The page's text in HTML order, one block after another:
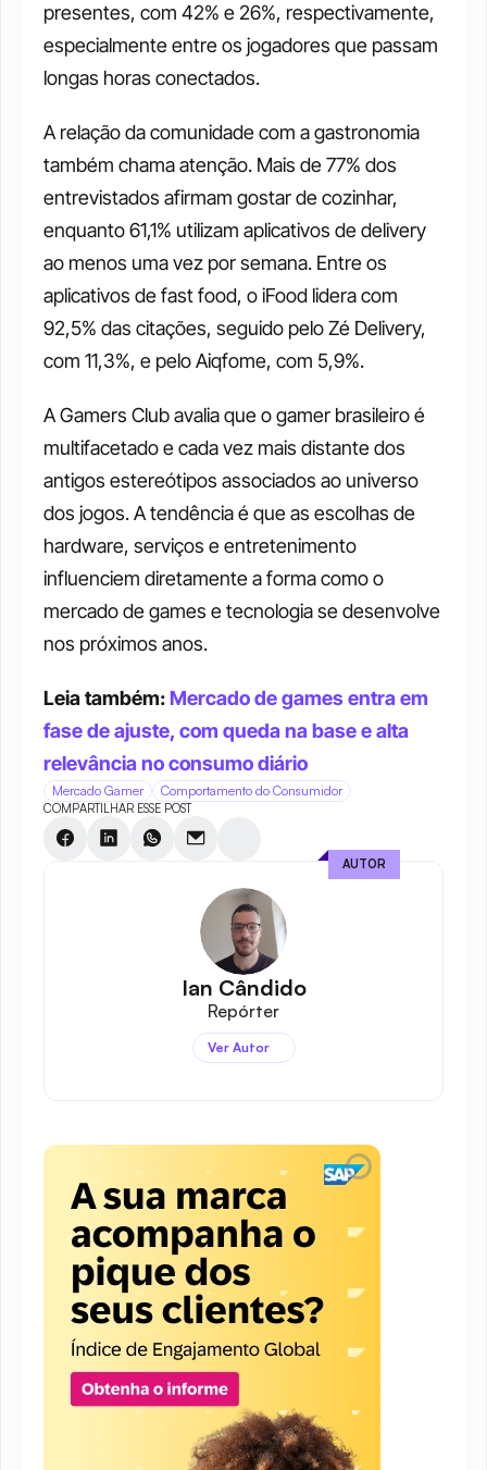
presentes, com 42% e 26%, respectivamente,
especialmente entre os jogadores que passam
longas horas conectados.
A relação da comunidade com a gastronomia
também chama atenção. Mais de 77% dos
entrevistados afirmam gostar de cozinhar,
enquanto 61,1% utilizam aplicativos de delivery
ao menos uma vez por semana. Entre os
aplicativos de fast food, o iFood lidera com
92,5% das citações, seguido pelo Zé Delivery,
com 11,3%, e pelo Aiqfome, com 5,9%.
A Gamers Club avalia que o gamer brasileiro é
multifacetado e cada vez mais distante dos
antigos estereótipos associados ao universo
dos jogos. A tendência é que as escolhas de
hardware, serviços e entretenimento
influenciem diretamente a forma como o
mercado de games e tecnologia se desenvolve
nos próximos anos.
Leia também: Mercado de games entra em
fase de ajuste, com queda na base e alta
relevância no consumo diário
Mercado Gamer Comportamento do Consumidor
COMPARTILHAR ESSE POST
Ian Cândido
Repórter
Ver Autor
AUTOR